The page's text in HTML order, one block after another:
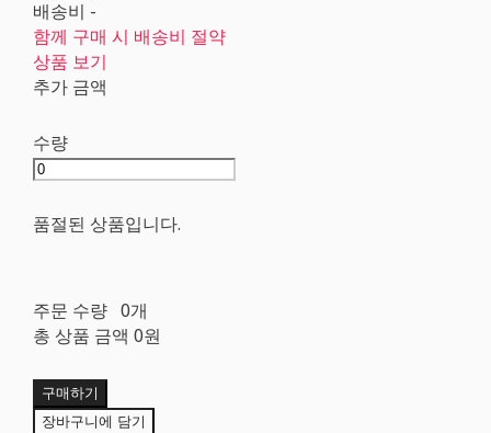
배송비 -
함께 구매 시 배송비 절약
상품 보기
추가 금액
수량
품절된 상품입니다.
주문 수량 0개
총 상품 금액 0원
구매하기
장바구니에 담기